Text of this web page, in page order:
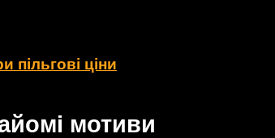
пільгові ціни
мотиви